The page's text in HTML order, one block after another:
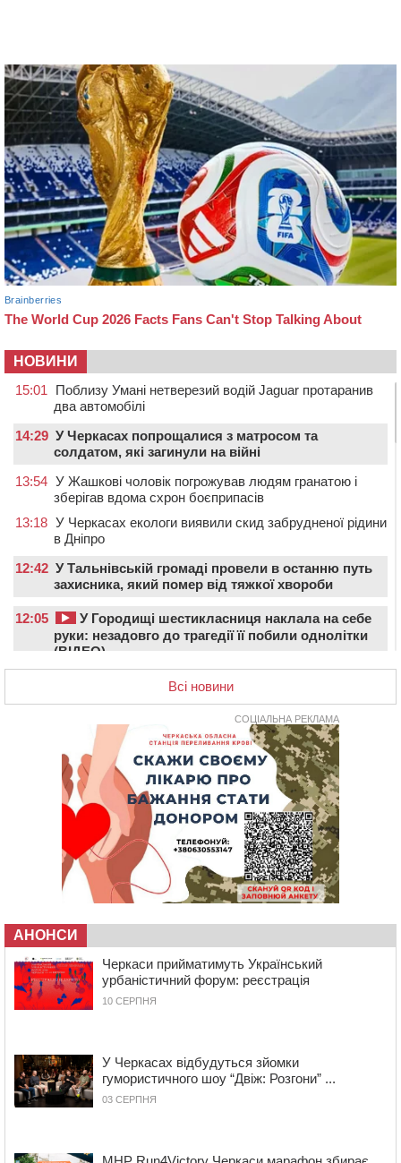
НОВИНИ
15:01
Поблизу Умані нетверезий водій Jaguar протаранив
два автомобілі
14:29 У Черкасах попрощалися з матросом та
солдатом, які загинули на війні
13:54 У Жашкові чоловік погрожував людям гранатою і
зберігав вдома схрон боєприпасів
13:18 У Черкасах екологи виявили скид забрудненої рідини
в Дніпро
12:42 У Тальнівській громаді провели в останню путь
захисника, який помер від тяжкої хвороби
12:05
У Городищі шестикласниця наклала на себе
руки: незадовго до трагедії її побили однолітки
(ВІДЕО)
Учителя Черкаської гімназії №31 відзначили Премією
На Черкащині запрацювала Мистецько-краєзнавча
У Вільшанській громаді попрощалися із
захисником, який помер від тяжких поранень
Всі опинилися в кюветі: у Будищі зіткнулися два
автомобілі та мотоцикл
На Черкащині боржникам за електроенергію
нарахують 3% річних та інфляційні втрати
Черкащина серед лідерів за кількістю штрафів для
ТЦК
форум: реєстрація
09 СЕРПНЯ 2026, НЕДІЛЯ
звернулася до суду
17:27 У Черкасах триває завершальний етап прийому заяв
на літній відпочинок дітей пільгових категорій
13:15 Від початку року на водоймах Черкащини загинули
Всі новини
СОЦІАЛЬНА РЕКЛАМА
АНОНСИ
Черкаси прийматимуть Український
урбаністичний форум: реєстрація
10 СЕРПНЯ
У Черкасах відбудуться зйомки
гумористичного шоу “Двіж: Розгони” ...
03 СЕРПНЯ